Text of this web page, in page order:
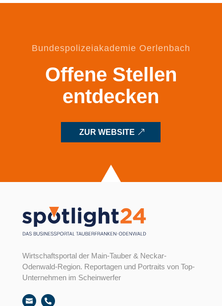
Bundespolizeiakademie Oerlenbach
Offene Stellen
entdecken
ZUR WEBSITE
Wirtschaftsportal der Main-Tauber & Neckar-
Odenwald-Region. Reportagen und Portraits von Top-
Unternehmen im Scheinwerfer
 